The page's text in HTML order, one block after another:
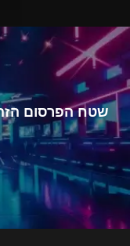
שטח הפרסום